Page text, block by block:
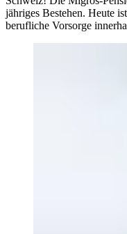
jähriges Bestehen. Heute
berufliche Vorsorge